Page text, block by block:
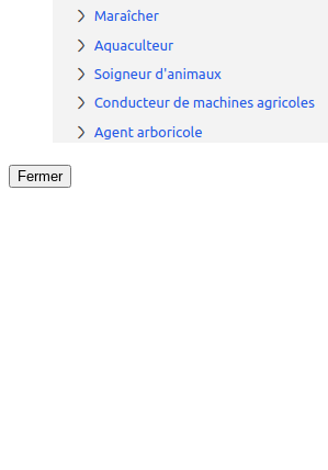
Fermer